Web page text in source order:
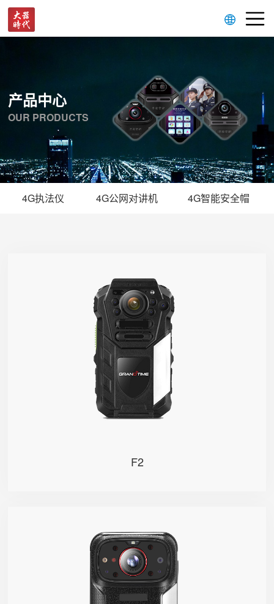
产品中心
OUR PRODUCTS
4G执法仪 4G公网对讲机 4G智能安全帽
F2
高清三摄像头，110°广角全景摄录、微距高清取证、便
捷自拍签到，随需所驭； 2.4英寸智能触控屏，可快速
便捷查看设备图像； 强劲八核处理器，运行流畅，支持
人脸、NFC、指纹识别； 实时高清视频回传，现场直观
可视，兼具强大的执法取证与指挥调度能力。
佩戴轻便、防水防尘，机身防护达到最高级别IP68级；
强劲八核处理器，成熟全场景智能分析算法，AI人脸识
别； 1080P实时高清视频回传，多路视频并发，视频动
态效果清晰流畅； 现场态势实时感知，随时高效指挥调
度